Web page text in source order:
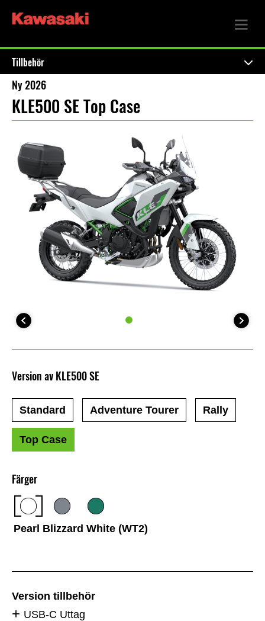
Tillbehör
Ny 2026
KLE500 SE Top Case
Färger
Pearl Blizzard White (WT2)
Version av KLE500 SE
Standard Adventure Tourer Rally
Top Case
Version tillbehör
USB-C Uttag